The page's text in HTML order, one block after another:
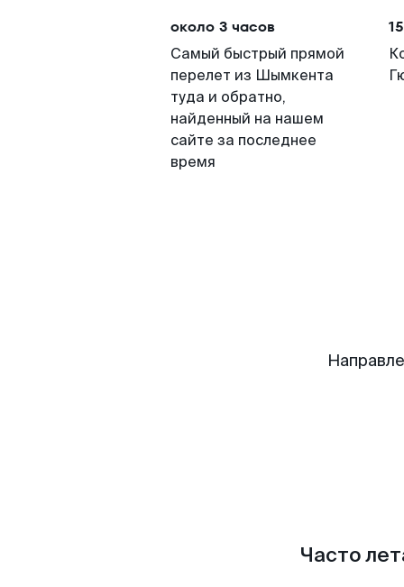
около 3 часов
Самый быстрый прямой
перелет из Шымкента
туда и обратно,
найденный на нашем
сайте за последнее
время
15
Часто